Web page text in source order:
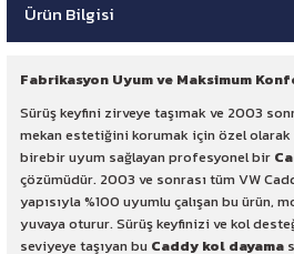
Ürün Bilgisi
Fabrikasyon Uyum ve Maksimum
Sürüş keyfini zirveye taşımak ve 2003
mekan estetiğini korumak için özel olarak
birebir uyum sağlayan profesyonel bir
çözümüdür. 2003 ve sonrası tüm VW
yapısıyla %100 uyumlu çalışan bu ürün,
yuvaya oturur. Sürüş keyfinizi ve kol
seviyeye taşıyan bu Caddy kol dayama